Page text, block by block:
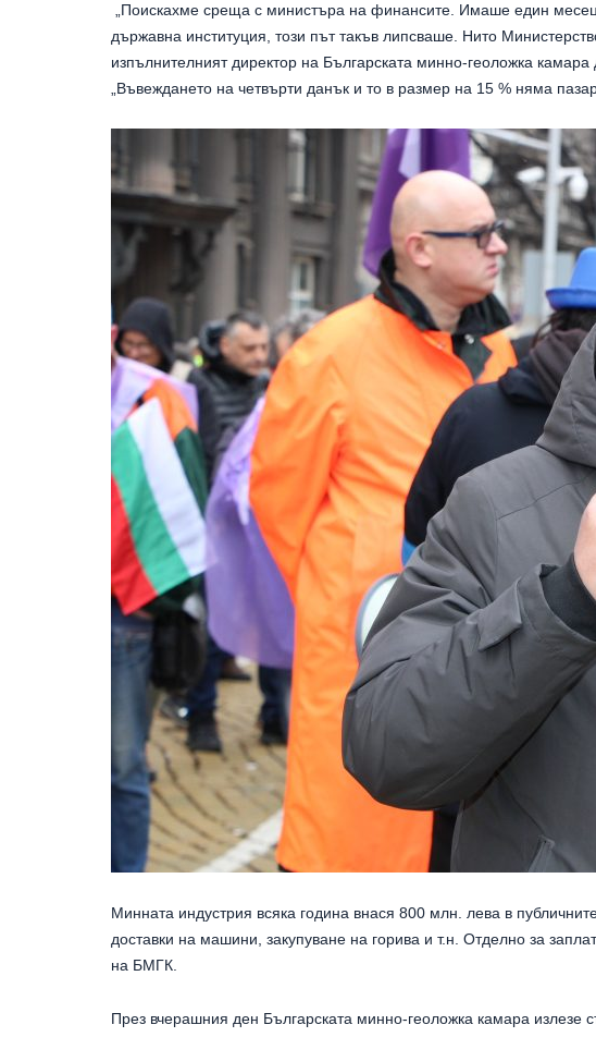
„Поискахме среща с министъра на финансите. Имаше един
държавна институция, този път такъв липсваше. Нито
изпълнителният директор на Българската минно-геоложка
„Въвеждането на четвърти данък и то в размер на 15 % няма
Минната индустрия всяка година внася 800 млн. лева в
доставки на машини, закупуване на горива и т.н. Отделно за
на БМГК.
През вчерашния ден Българската минно-геоложка камара